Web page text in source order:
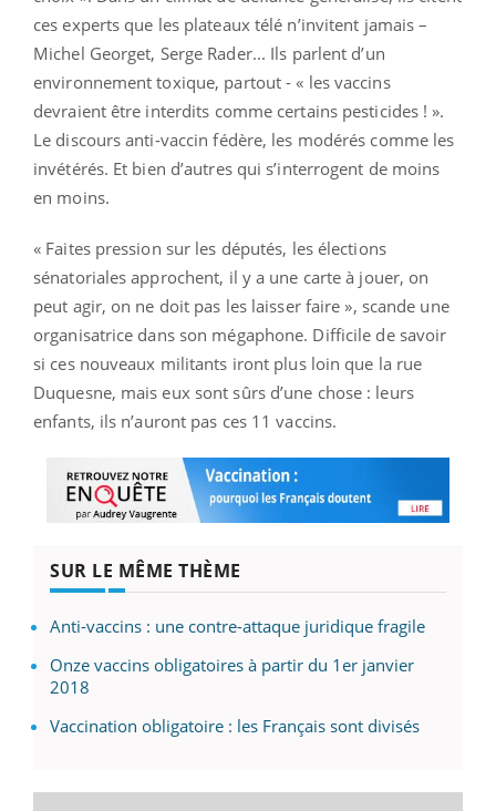
ces experts que les plateaux télé n’invitent jamais –
Michel Georget, Serge Rader... Ils parlent d’un
environnement toxique, partout - « les vaccins
devraient être interdits comme certains pesticides ! ».
Le discours anti-vaccin fédère, les modérés comme les
invétérés. Et bien d’autres qui s’interrogent de moins
en moins.
« Faites pression sur les députés, les élections
sénatoriales approchent, il y a une carte à jouer, on
peut agir, on ne doit pas les laisser faire », scande une
organisatrice dans son mégaphone. Difficile de savoir
si ces nouveaux militants iront plus loin que la rue
Duquesne, mais eux sont sûrs d’une chose : leurs
enfants, ils n’auront pas ces 11 vaccins.
SUR LE MÊME THÈME
Anti-vaccins : une contre-attaque juridique fragile
Onze vaccins obligatoires à partir du 1er janvier
2018
Vaccination obligatoire : les Français sont divisés